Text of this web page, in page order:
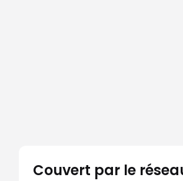
Couvert par le